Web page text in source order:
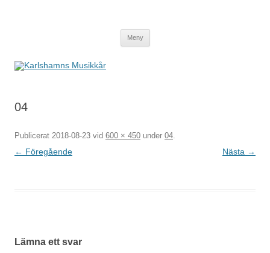
Meny
04
Publicerat 2018-08-23 vid 600 × 450 under 04.
← Föregående Nästa →
Lämna ett svar